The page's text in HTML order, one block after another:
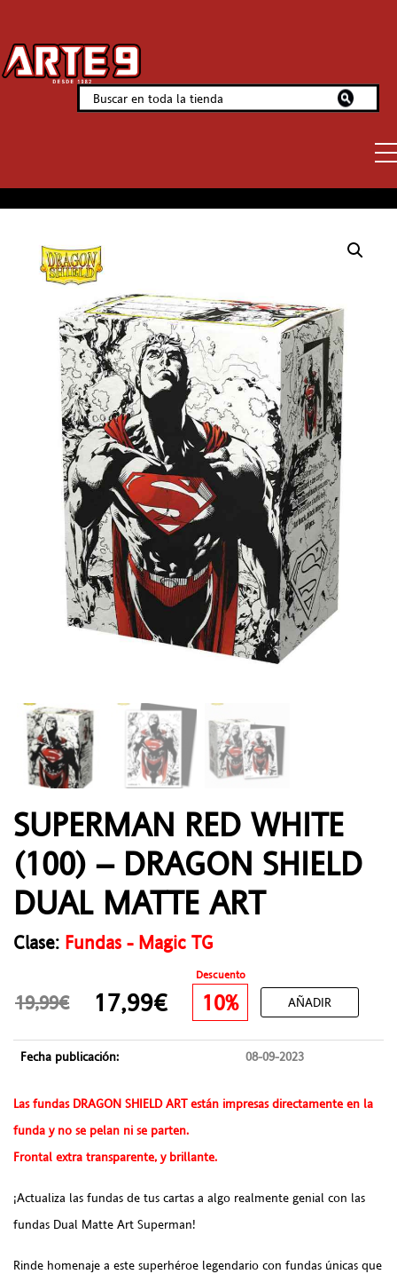
SUPERMAN RED WHITE
(100) – DRAGON SHIELD
DUAL MATTE ART
Clase: Fundas - Magic TG
Descuento
19,99€ 17,99€ 10% AÑADIR
Fecha publicación: 08-09-2023
Las fundas DRAGON SHIELD ART están impresas directamente en la
funda y no se pelan ni se parten.
Frontal extra transparente, y brillante.
¡Actualiza las fundas de tus cartas a algo realmente genial con las
fundas Dual Matte Art Superman!
Rinde homenaje a este superhéroe legendario con fundas únicas que